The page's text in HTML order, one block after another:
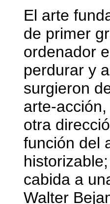
El arte
de primer
ordenador
perdurar y
surgieron
arte-
otra
función del
cabida a
Walter